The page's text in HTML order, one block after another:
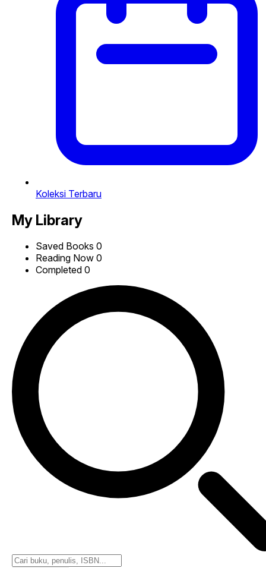
Koleksi Terbaru
My Library
Saved Books 0
Reading Now 0
Completed 0